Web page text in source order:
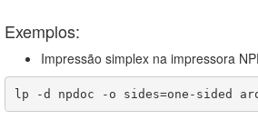
Exemplos:
Impressão simplex na impressora
lp -d npdoc -o sides=one-sided